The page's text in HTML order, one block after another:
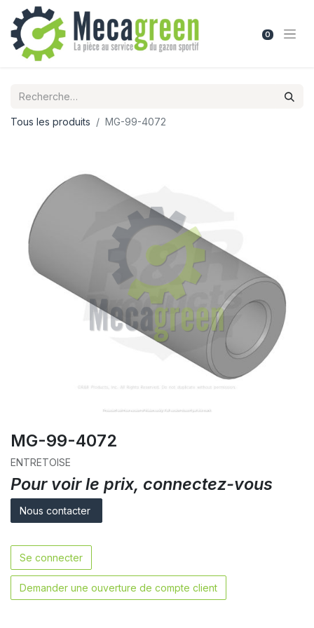
0
Tous les produits MG-99-4072
MG-99-4072
ENTRETOISE
Pour voir le prix, connectez-vous
Nous contacter
Se connecter
Demander une ouverture de compte client